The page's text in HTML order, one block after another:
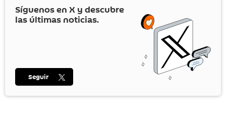
Síguenos en X y descubre
las últimas noticias.
Seguir